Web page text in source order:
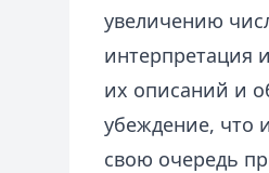
увеличению
интерпретация
их описаний и
убеждение, что
свою очередь